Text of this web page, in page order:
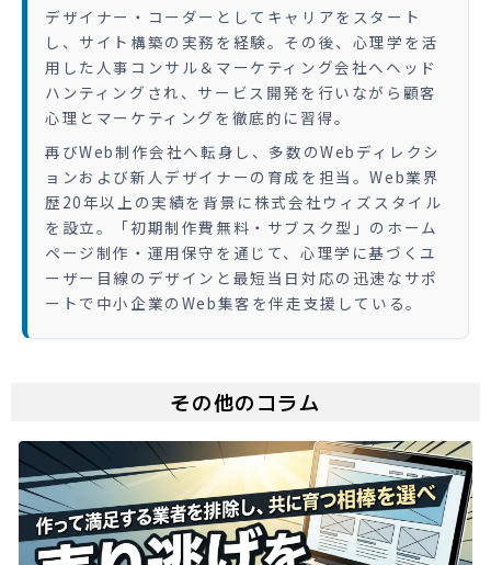
デザイナー・コーダーとしてキャリアをスタート
し、サイト構築の実務を経験。その後、心理学を活
用した人事コンサル＆マーケティング会社へヘッド
ハンティングされ、サービス開発を行いながら顧客
心理とマーケティングを徹底的に習得。
再びWeb制作会社へ転身し、多数のWebディレクシ
ョンおよび新人デザイナーの育成を担当。Web業界
歴20年以上の実績を背景に株式会社ウィズスタイル
を設立。「初期制作費無料・サブスク型」のホーム
ページ制作・運用保守を通じて、心理学に基づくユ
ーザー目線のデザインと最短当日対応の迅速なサポ
ートで中小企業のWeb集客を伴走支援している。
その他のコラム